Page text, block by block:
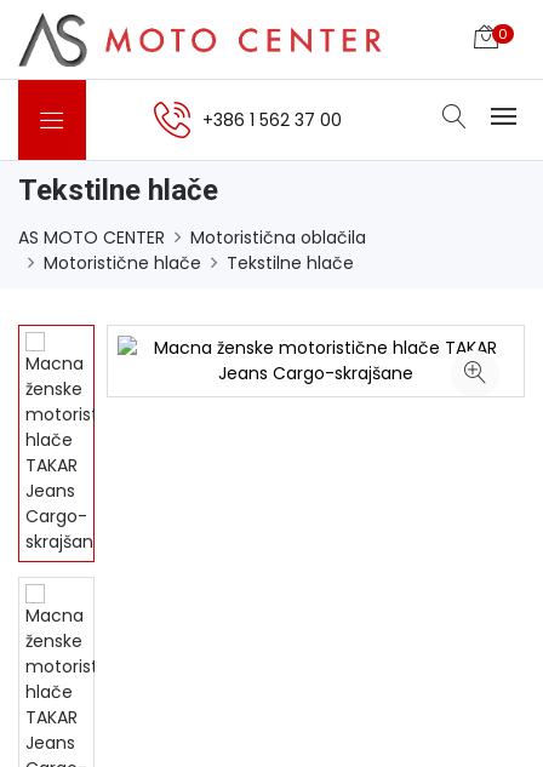
0
+386 1 562 37 00
Tekstilne hlače
AS MOTO CENTER
Motoristična oblačila
Motoristične hlače
Tekstilne hlače